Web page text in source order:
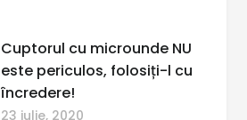
Cuptorul cu microunde NU
este periculos, folosiți-l cu
încredere!
23 iulie, 2020